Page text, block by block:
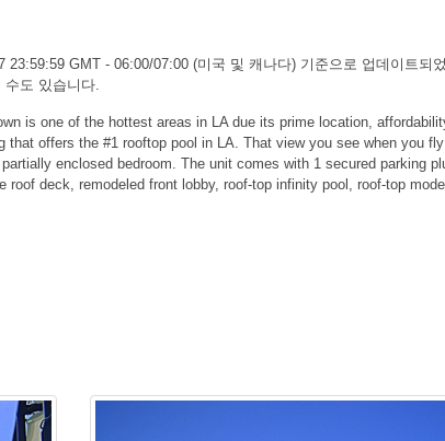
GMT - 06:00/07:00 (미국 및 캐나다) 기준으로 업데이트되
도 있습니다.
is one of the hottest areas in LA due its prime location,
offers the #1 rooftop pool in LA. That view you see when you
enclosed bedroom. The unit comes with 1 secured parking
deck, remodeled front lobby, roof-top infinity pool, roof-top